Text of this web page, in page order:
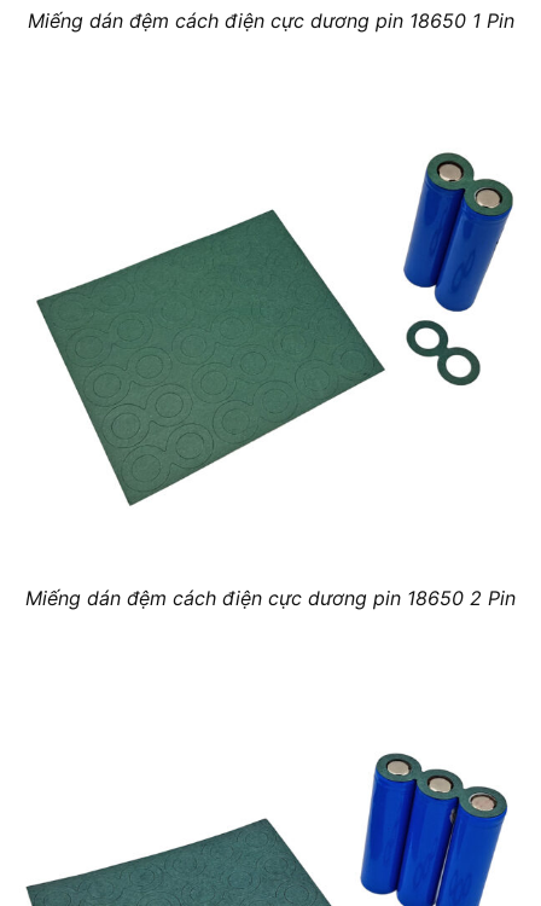
Miếng dán đệm cách điện cực dương pin 18650 1 Pin
Miếng dán đệm cách điện cực dương pin 18650 2 Pin